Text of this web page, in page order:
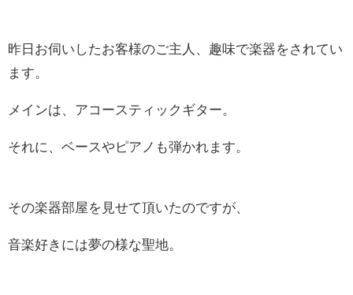
昨日お伺いしたお客様のご主人、趣味で楽器をされてい
ます。
メインは、アコースティックギター。
それに、ベースやピアノも弾かれます。
その楽器部屋を見せて頂いたのですが、
音楽好きには夢の様な聖地。